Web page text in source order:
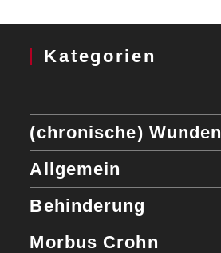
Kategorien
(chronische) Wunden
Allgemein
Behinderung
Morbus Crohn